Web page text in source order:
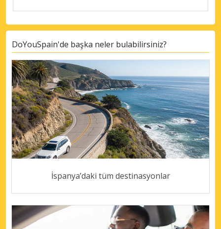
DoYouSpain'de başka neler bulabilirsiniz?
İspanya’daki tüm destinasyonlar